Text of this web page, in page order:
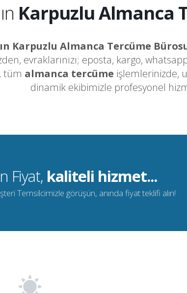
Karpuzlu Almanca
Karpuzlu Almanca Tercüme
evraklarınızı; eposta, kargo,
tüm almanca tercüme işlemlerinizde,
dinamik ekibimizle profesyonel
Fiyat, kaliteli hizmet...
Temsilcimizle görüşün, anında fiyat teklifi alın!